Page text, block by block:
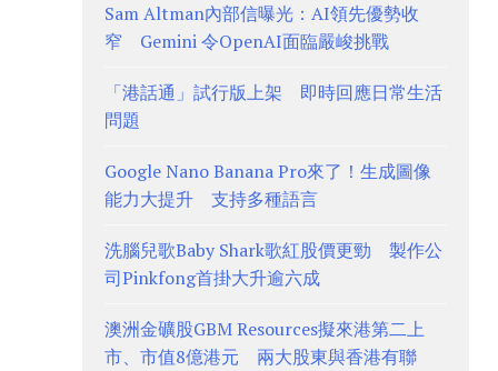
Sam Altman內部信曝光：AI領先優勢收
窄 Gemini 令OpenAI面臨嚴峻挑戰
「港話通」試行版上架 即時回應日常生活
問題
Google Nano Banana Pro來了！生成圖像
能力大提升 支持多種語言
洗腦兒歌Baby Shark歌紅股價更勁 製作公
司Pinkfong首掛大升逾六成
澳洲金礦股GBM Resources擬來港第二上
市、市值8億港元 兩大股東與香港有聯